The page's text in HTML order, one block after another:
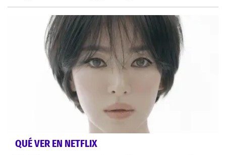
QUÉ VER EN NETFLIX